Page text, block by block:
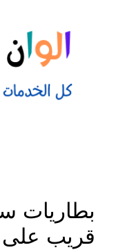
بطاريات
قريب